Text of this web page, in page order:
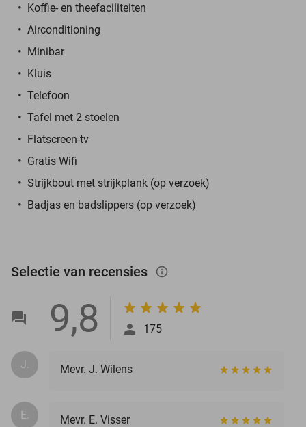
Koffie- en theefaciliteiten
Airconditioning
Minibar
Kluis
Telefoon
Tafel met 2 stoelen
Flatscreen-tv
Gratis Wifi
Strijkbout met strijkplank (op verzoek)
Badjas en badslippers (op verzoek)
Selectie van recensies info_outlined
9,8 175
J. Mevr. J. Wilens
E. Mevr. E. Visser